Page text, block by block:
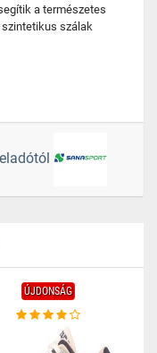
a természetes
szintetikus szálak
ÚJDONSÁG